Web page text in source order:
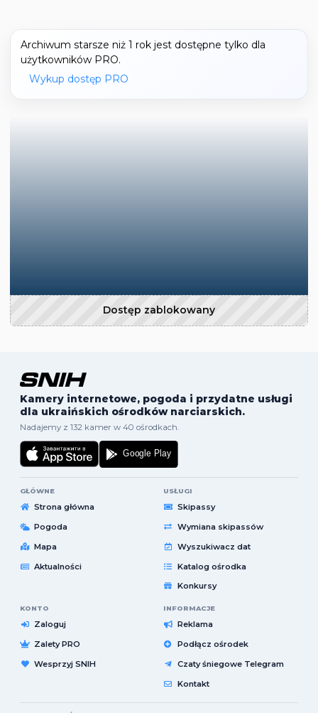
Archiwum starsze niż 1 rok jest dostępne tylko dla
użytkowników PRO.
Wykup dostęp PRO
Dostęp zablokowany
Kamery internetowe, pogoda i przydatne usługi
dla ukraińskich ośrodków narciarskich.
Nadajemy z 132 kamer w 40 ośrodkach.
GŁÓWNE
Strona główna
Pogoda
Mapa
Aktualności
USŁUGI
Skipassy
Wymiana skipassów
Wyszukiwacz dat
Katalog ośrodka
Konkursy
KONTO
Zaloguj
Zalety PRO
Wesprzyj SNIH
INFORMACJE
Reklama
Podłącz ośrodek
Czaty śniegowe Telegram
Kontakt